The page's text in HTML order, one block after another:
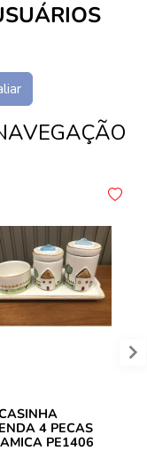
4 PECAS
PE1406